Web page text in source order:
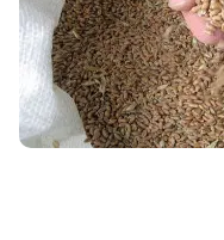
Une synthèse de
céréales d'hiver durant
29 SEPT. 2025